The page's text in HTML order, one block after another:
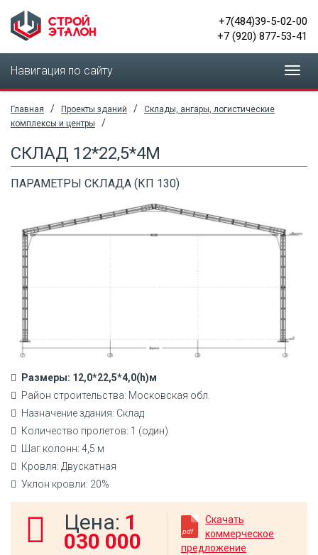
+7(484)39-5-02-00
+7 (920) 877-53-41
Навигация по сайту
Главная / Проекты зданий / Склады, ангары, логистические
комплексы и центры
/
СКЛАД 12*22,5*4М
ПАРАМЕТРЫ СКЛАДА (КП 130)
Размеры: 12,0*22,5*4,0(h)м
Район строительства: Московская обл.
Назначение здания: Склад
Количество пролетов: 1 (один)
Шаг колонн: 4,5 м
Кровля: Двускатная
Уклон кровли: 20%
Цена: 1
030 000
Скачать
коммерческое
предложение